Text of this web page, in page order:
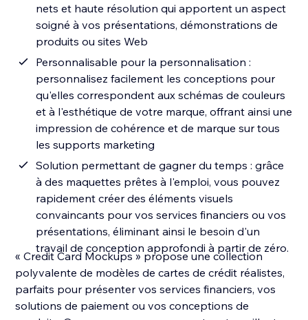
nets et haute résolution qui apportent un aspect
soigné à vos présentations, démonstrations de
produits ou sites Web
Personnalisable pour la personnalisation :
personnalisez facilement les conceptions pour
qu'elles correspondent aux schémas de couleurs
et à l'esthétique de votre marque, offrant ainsi une
impression de cohérence et de marque sur tous
les supports marketing
Solution permettant de gagner du temps : grâce
à des maquettes prêtes à l'emploi, vous pouvez
rapidement créer des éléments visuels
convaincants pour vos services financiers ou vos
présentations, éliminant ainsi le besoin d'un
travail de conception approfondi à partir de zéro.
« Credit Card Mockups » propose une collection
polyvalente de modèles de cartes de crédit réalistes,
parfaits pour présenter vos services financiers, vos
solutions de paiement ou vos conceptions de